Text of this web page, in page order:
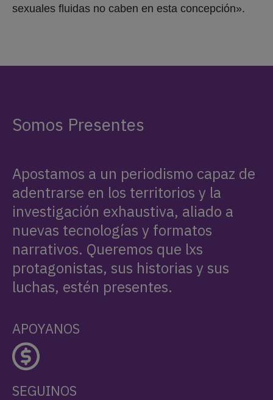
sexuales fluidas no caben en esta concepción».
Somos Presentes
Apostamos a un periodismo capaz de
adentrarse en los territorios y la
investigación exhaustiva, aliado a
nuevas tecnologías y formatos
narrativos. Queremos que lxs
protagonistas, sus historias y sus
luchas, estén presentes.
APOYANOS
SEGUINOS